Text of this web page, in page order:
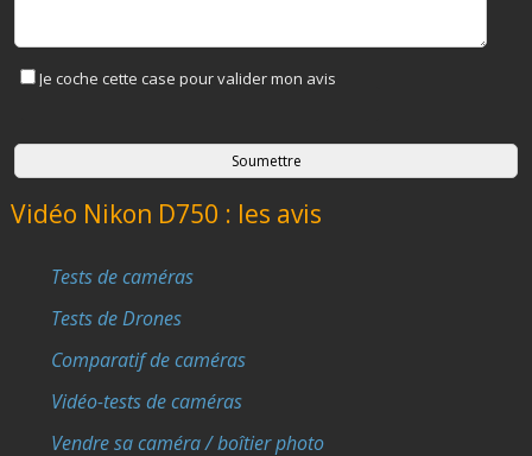
Je coche cette case pour valider mon avis
Vidéo Nikon D750 : les avis
Tests de caméras
Tests de Drones
Comparatif de caméras
Vidéo-tests de caméras
Vendre sa caméra / boîtier photo